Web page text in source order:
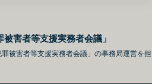
害者等支援実務者会議」
被害者等支援実務者会議」の事務局運営を担